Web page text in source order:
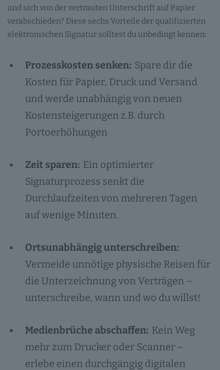
und sich von der vertrauten Unterschrift auf Papier
verabschieden? Diese sechs Vorteile der qualifizierten
elektronischen Signatur solltest du unbedingt kennen:
Prozesskosten senken: Spare dir die
Kosten für Papier, Druck und Versand
und werde unabhängig von neuen
Kostensteigerungen z.B. durch
Portoerhöhungen
Zeit sparen: Ein optimierter
Signaturprozess senkt die
Durchlaufzeiten von mehreren Tagen
auf wenige Minuten.
Ortsunabhängig unterschreiben:
Vermeide unnötige physische Reisen für
die Unterzeichnung von Verträgen –
unterschreibe, wann und wo du willst!
Medienbrüche abschaffen: Kein Weg
mehr zum Drucker oder Scanner –
erlebe einen durchgängig digitalen